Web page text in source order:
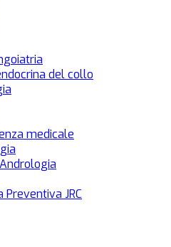
del collo
medicale
JRC